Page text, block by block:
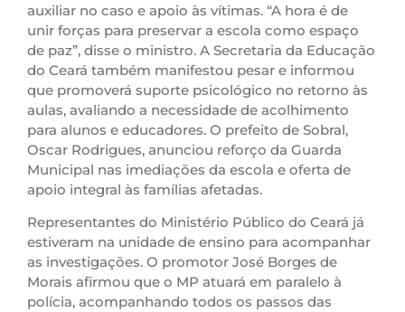
auxiliar no caso e apoio às vítimas. “A hora é de
unir forças para preservar a escola como espaço
de paz”, disse o ministro. A Secretaria da Educação
do Ceará também manifestou pesar e informou
que promoverá suporte psicológico no retorno às
aulas, avaliando a necessidade de acolhimento
para alunos e educadores. O prefeito de Sobral,
Oscar Rodrigues, anunciou reforço da Guarda
Municipal nas imediações da escola e oferta de
apoio integral às famílias afetadas.
Representantes do Ministério Público do Ceará já
estiveram na unidade de ensino para acompanhar
as investigações. O promotor José Borges de
Morais afirmou que o MP atuará em paralelo à
polícia, acompanhando todos os passos das